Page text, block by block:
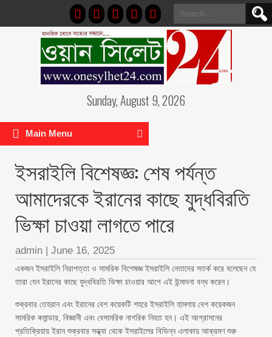
Search
for:
Sunday, August 9, 2026
Main Menu
ইসরাইলি বিশেষজ্ঞ: শেষ পর্যন্ত
আমাদেরকে ইরানের কাছে যুদ্ধবিরতি
ভিক্ষা চাওয়া লাগতে পারে
admin | June 16, 2025
একজন ইসরাইলি নিরাপত্তা ও সামরিক বিশেষজ্ঞ ইসরাইলি নেতাদের সতর্ক করে বলেছেন যে
তারা যেন ইরানের কাছে যুদ্ধবিরতি ভিক্ষা চাওয়ার আগে এই উন্মাদনা বন্ধ করেন।
শুক্রবার তেহরান এবং ইরানের বেশ কয়েকটি শহরে ইসরাইলি হামলায় বেশ কয়েকজন
সামরিক কমান্ডার, বিজ্ঞানী এবং বেসামরিক নাগরিক নিহত হন। এই আগ্রাসনের
প্রতিক্রিয়ায় ইরান শুক্রবার সন্ধ্যা থেকে ইসরাইলের বিভিন্ন এলাকায় আক্রমণ শুরু